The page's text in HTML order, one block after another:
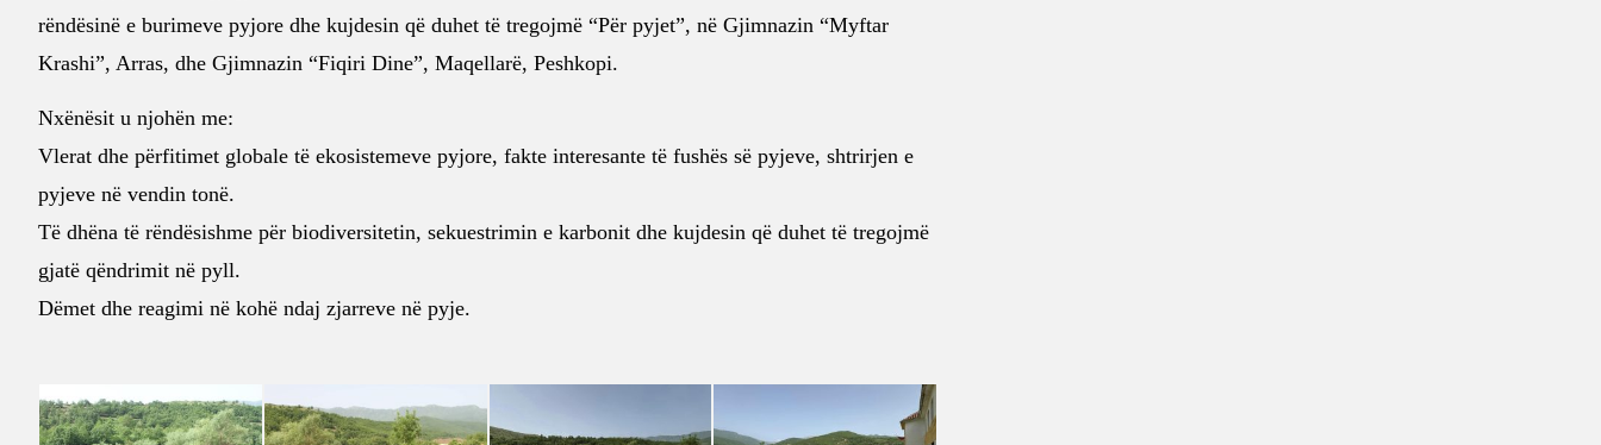
rëndësinë e burimeve pyjore dhe kujdesin që duhet të tregojmë “Për pyjet”, në Gjimnazin “Myftar
Krashi”, Arras, dhe Gjimnazin “Fiqiri Dine”, Maqellarë, Peshkopi.
Nxënësit u njohën me:
Vlerat dhe përfitimet globale të ekosistemeve pyjore, fakte interesante të fushës së pyjeve, shtrirjen e
pyjeve në vendin tonë.
Të dhëna të rëndësishme për biodiversitetin, sekuestrimin e karbonit dhe kujdesin që duhet të tregojmë
gjatë qëndrimit në pyll.
Dëmet dhe reagimi në kohë ndaj zjarreve në pyje.